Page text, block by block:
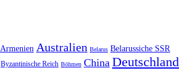
Armenien Australien Belarus Belarussiche SSR
Byzantinische Reich Böhmen China Deutschland